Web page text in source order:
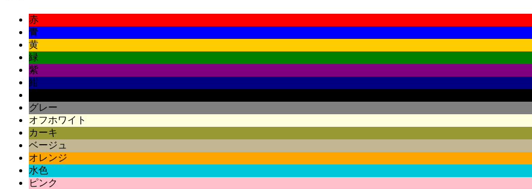
赤
青
黄
緑
紫
紺
グレー
オフホワイト
カーキ
ベージュ
オレンジ
水色
ピンク